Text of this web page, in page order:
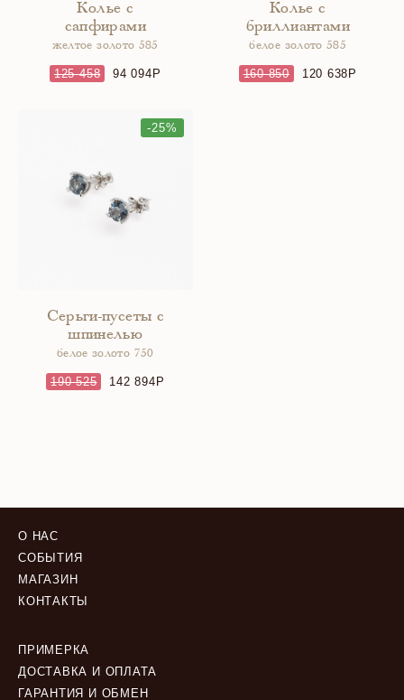
Колье с
сапфирами
желтое золото 585
125 458 94 094
Колье с
бриллиантами
белое золото 585
160 850 120 638
-25%
Серьги-пусеты с
шпинелью
белое золото 750
190 525 142 894
О НАС
СОБЫТИЯ
МАГАЗИН
КОНТАКТЫ
ПРИМЕРКА
ДОСТАВКА И ОПЛАТА
ГАРАНТИЯ И ОБМЕН